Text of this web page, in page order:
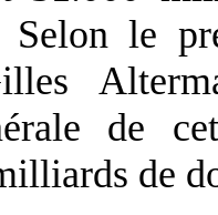
Selon le
de
de